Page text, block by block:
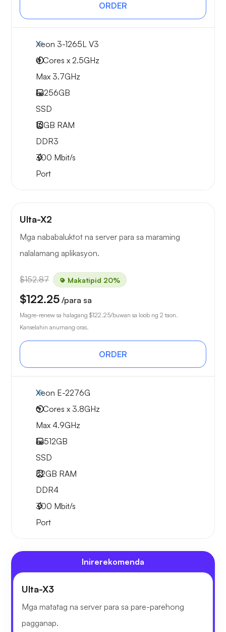
ORDER
Xeon 3-1265L V3
4 Cores x 2.5GHz
Max 3.7GHz
1x256GB
SSD
16GB RAM
DDR3
300 Mbit/s
Port
Ulta-X2
Mga nababaluktot na server para sa maraming
nalalamang aplikasyon.
$152.87 Makatipid 20%
$122.25 /para sa
Magre-renew sa halagang $122.25/buwan sa loob ng 2 taon.
Kanselahin anumang oras.
ORDER
Xeon E-2276G
6 Cores x 3.8GHz
Max 4.9GHz
1x512GB
SSD
32GB RAM
DDR4
300 Mbit/s
Port
Inirerekomenda
Ulta-X3
Mga matatag na server para sa pare-parehong
pagganap.